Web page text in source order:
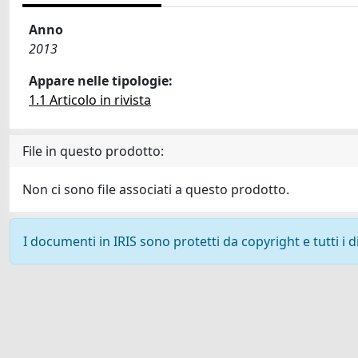
Anno
2013
Appare nelle tipologie:
1.1 Articolo in rivista
File in questo prodotto:
Non ci sono file associati a questo prodotto.
I documenti in IRIS sono protetti da copyright e tutti i